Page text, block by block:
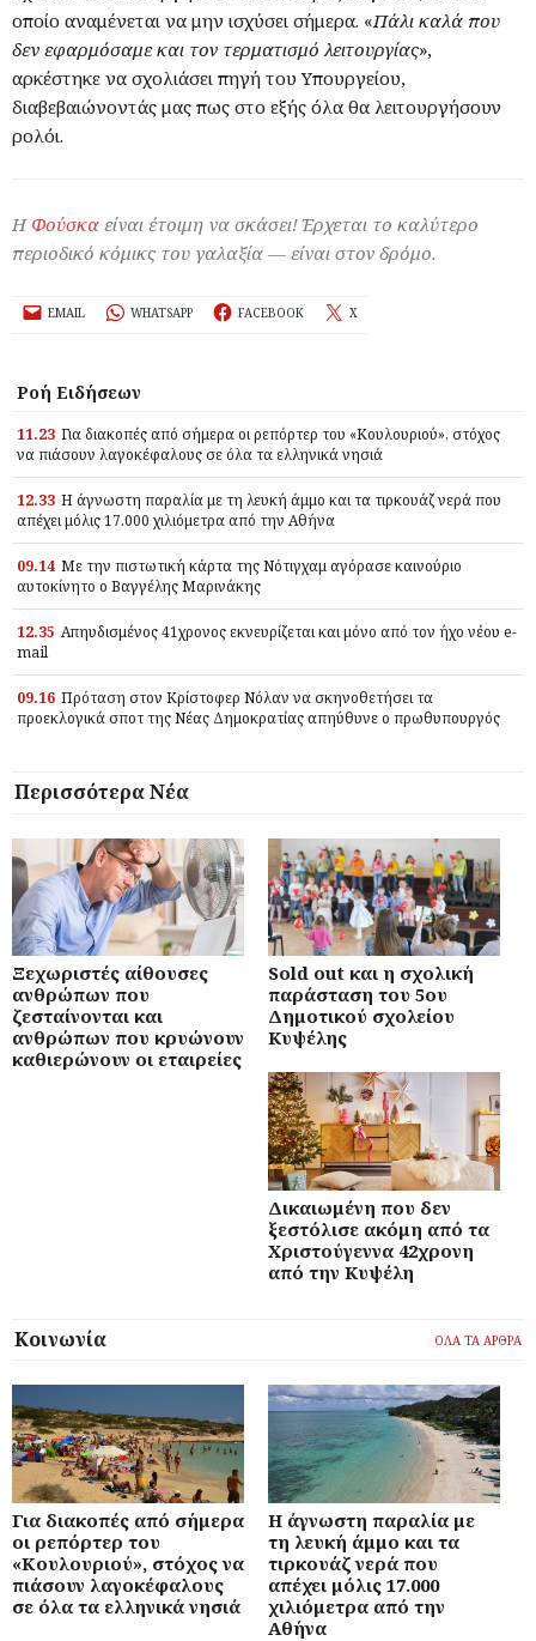
οποίο αναμένεται να μην ισχύσει σήμερα. «Πάλι καλά που
δεν εφαρμόσαμε και τον τερματισμό λειτουργίας»,
αρκέστηκε να σχολιάσει πηγή του Υπουργείου,
διαβεβαιώνοντάς μας πως στο εξής όλα θα λειτουργήσουν
ρολόι.
Η Φούσκα είναι έτοιμη να σκάσει! Έρχεται το καλύτερο
περιοδικό κόμικς του γαλαξία — είναι στον δρόμο.
EMAIL WHATSAPP FACEBOOK X
Ροή Ειδήσεων
11.23 Για διακοπές από σήμερα οι ρεπόρτερ του «Κουλουριού», στόχος
να πιάσουν λαγοκέφαλους σε όλα τα ελληνικά νησιά
12.33 Η άγνωστη παραλία με τη λευκή άμμο και τα τιρκουάζ νερά που
απέχει μόλις 17.000 χιλιόμετρα από την Αθήνα
09.14 Με την πιστωτική κάρτα της Νότιγχαμ αγόρασε καινούριο
αυτοκίνητο ο Βαγγέλης Μαρινάκης
12.35 Απηυδισμένος 41χρονος εκνευρίζεται και μόνο από τον ήχο νέου e-
mail
09.16 Πρόταση στον Κρίστοφερ Νόλαν να σκηνοθετήσει τα
προεκλογικά σποτ της Νέας Δημοκρατίας απηύθυνε ο πρωθυπουργός
Περισσότερα Νέα
Ξεχωριστές αίθουσες
ανθρώπων που
ζεσταίνονται και
ανθρώπων που κρυώνουν
καθιερώνουν οι εταιρείες
Sold out και η σχολική
παράσταση του 5ου
Δημοτικού σχολείου
Κυψέλης
Δικαιωμένη που δεν
ξεστόλισε ακόμη από τα
Χριστούγεννα 42χρονη
από την Κυψέλη
Κοινωνία ΟΛΑ ΤΑ ΑΡΘΡΑ
Για διακοπές από σήμερα
οι ρεπόρτερ του
«Κουλουριού», στόχος να
πιάσουν λαγοκέφαλους
σε όλα τα ελληνικά νησιά
Η άγνωστη παραλία με
τη λευκή άμμο και τα
τιρκουάζ νερά που
απέχει μόλις 17.000
χιλιόμετρα από την
Αθήνα